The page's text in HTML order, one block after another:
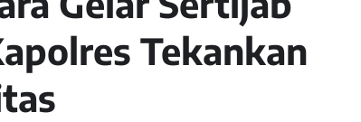
Tekankan